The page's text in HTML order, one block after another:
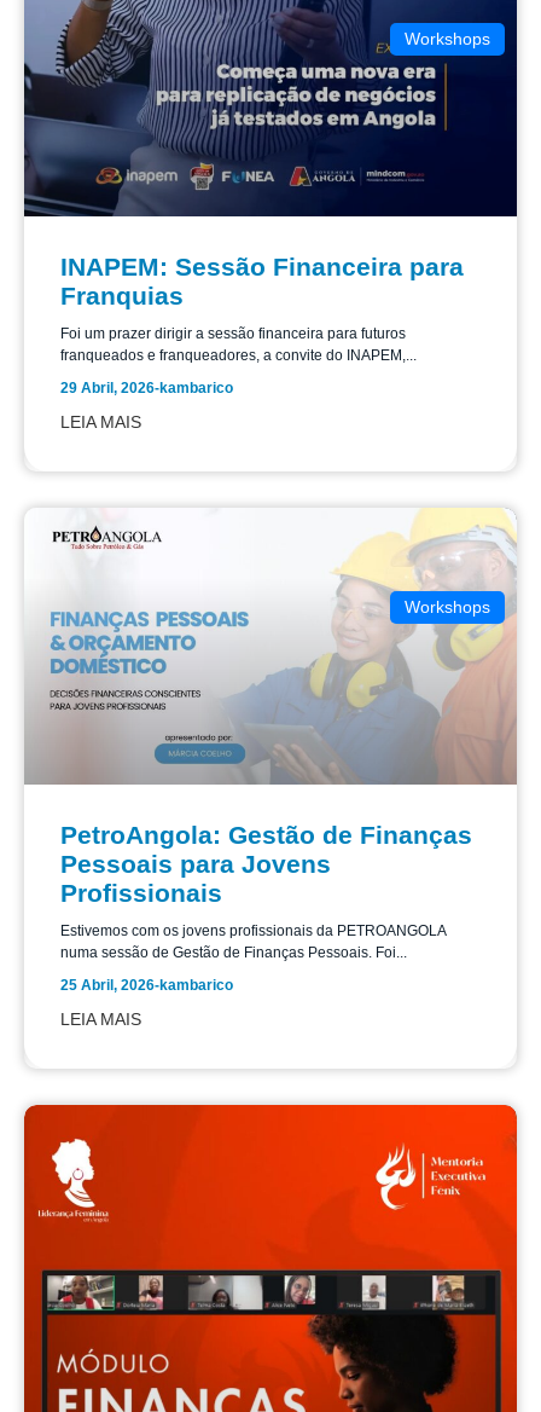
Workshops
INAPEM: Sessão Financeira para
Franquias
Foi um prazer dirigir a sessão financeira para futuros
franqueados e franqueadores, a convite do INAPEM,...
29 Abril, 2026-kambarico
LEIA MAIS
Workshops
PetroAngola: Gestão de Finanças
Pessoais para Jovens
Profissionais
Estivemos com os jovens profissionais da PETROANGOLA
numa sessão de Gestão de Finanças Pessoais. Foi...
25 Abril, 2026-kambarico
LEIA MAIS